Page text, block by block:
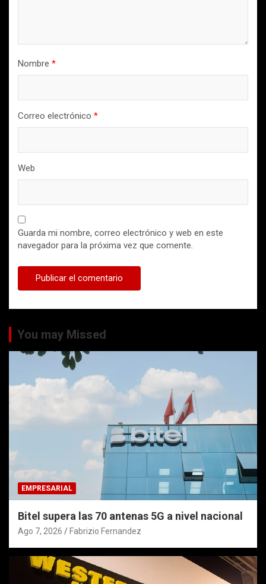
Nombre *
Correo electrónico *
Web
Guarda mi nombre, correo electrónico y web en este
navegador para la próxima vez que comente.
You may Missed
EMPRESARIAL
Bitel supera las 70 antenas 5G a nivel nacional
Ago 7, 2026 Fabrizio Fernandez